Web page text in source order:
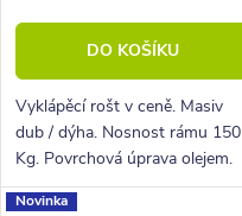
DO KOŠÍKU
Vyklápěcí rošt v ceně. Masiv
dub / dýha. Nosnost rámu 150
Kg. Povrchová úprava olejem.
Novinka